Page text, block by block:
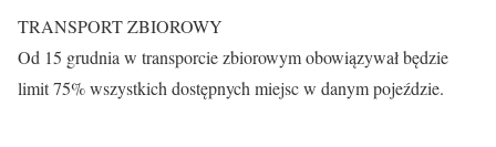
TRANSPORT ZBIOROWY
Od 15 grudnia w transporcie zbiorowym obowiązywał będzie
limit 75% wszystkich dostępnych miejsc w danym pojeździe.